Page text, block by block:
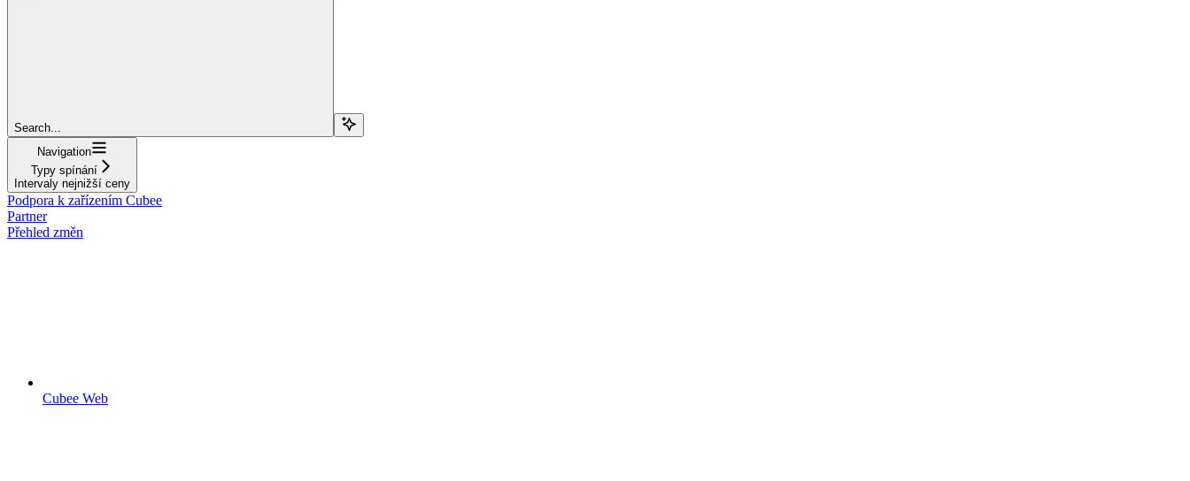
Search...
Navigation
Typy spínání
Intervaly nejnižší ceny
Podpora k zařízením Cubee
Partner
Přehled změn
Cubee Web